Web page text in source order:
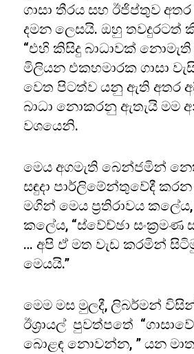
ගාසා තීරය සහ ඊජිප්තුව අතර
දමන ලෙසයි. ඔහු තවදුරටත්
“එහි කිසිදු බාධාවක් නොමැති
මිලියන එකහමාරක ගාසා
වෙත පිටත්ව යනු ඇති අතර
බාධා නොකරනු ඇතැයි මම
වශයෙනි.
මෙය අගමැති බෙන්ජමින්
සඳුදා පාර්ලිමේන්තුවේදී කරන
මගින් මෙය ප්‍රතිරාවය කලේය,
කලේය, “ස්වේච්ඡා
… අපි ඒ මත වැඩ කරමින්
මෙයයි.”
මෙම මස මුලදී, ලිබර්මන්
ඊශ්‍රායල් පුවත්පතේ
බොළඳ නොවන්න, ” යන